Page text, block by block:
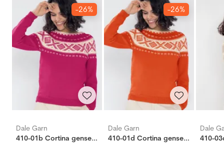
-26%
Dale Garn
410-01b Cortina genser rosa
-26%
Dale Garn
410-01d Cortina genser oransje
Dale